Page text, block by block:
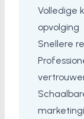
Volledige
opvolging
Snellere